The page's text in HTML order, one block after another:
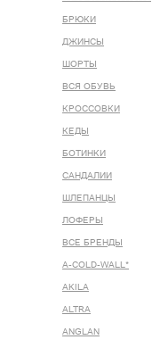
БРЮКИ
ДЖИНСЫ
ШОРТЫ
ВСЯ ОБУВЬ
КРОССОВКИ
КЕДЫ
БОТИНКИ
САНДАЛИИ
ШЛЕПАНЦЫ
ЛОФЕРЫ
ВСЕ БРЕНДЫ
A-COLD-WALL*
AKILA
ALTRA
ANGLAN